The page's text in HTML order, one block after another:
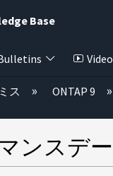
Base
展開/折りた
ス ONTAP 9
ンスデ